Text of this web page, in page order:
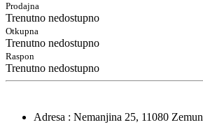
Prodajna
Trenutno nedostupno
Otkupna
Trenutno nedostupno
Raspon
Trenutno nedostupno
Adresa : Nemanjina 25, 11080 Zemun